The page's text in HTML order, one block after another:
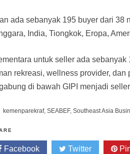
ada sebanyak 195 buyer dari 38
India, Tiongkok, Eropa,
untuk seller ada
rekreasi, wellness provider,
di bawah GIPI menjadi
kemenparekraf, SEABEF, Southeast Asia
Facebook Twitter